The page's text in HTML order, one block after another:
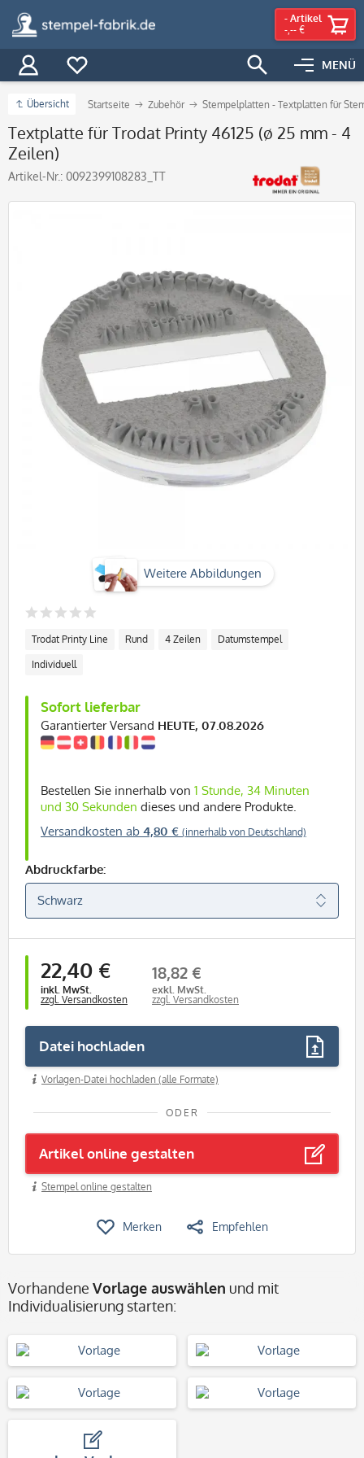
MENÜ
- Artikel
-,-- €
Übersicht Startseite Zubehör Stempelplatten - Textplatten für
Textplatte für Trodat Printy 46125 (ø 25 mm - 4
Zeilen)
Artikel-Nr.: 0092399108283_TT
Weitere Abbildungen
Trodat Printy Line Rund 4 Zeilen Datumstempel
Individuell
Sofort lieferbar
Garantierter Versand HEUTE, 07.08.2026
Bestellen Sie innerhalb von 1 Stunde, 34 Minuten
und 30 Sekunden dieses und andere Produkte.
Versandkosten ab 4,80 € (innerhalb von Deutschland)
Abdruckfarbe:
22,40 €
inkl. MwSt.
zzgl. Versandkosten
18,82 €
exkl. MwSt.
zzgl. Versandkosten
Datei hochladen
Vorlagen-Datei hochladen (alle Formate)
ODER
Artikel online gestalten
Stempel online gestalten
Merken Empfehlen
Vorhandene Vorlage auswählen und mit
Individualisierung starten: